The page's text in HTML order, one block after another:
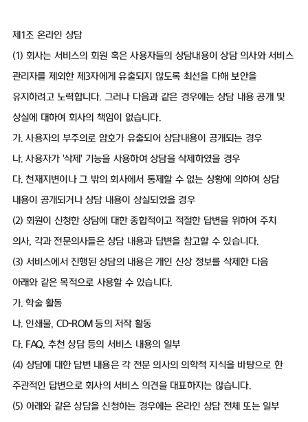
제1조 온라인 상담
(1) 회사는 서비스의 회원 혹은 사용자들의 상담내용이 상담 의사와 서비스
관리자를 제외한 제3자에게 유출되지 않도록 최선을 다해 보안을
유지하려고 노력합니다. 그러나 다음과 같은 경우에는 상담 내용 공개 및
상실에 대하여 회사의 책임이 없습니다.
가. 사용자의 부주의로 암호가 유출되어 상담내용이 공개되는 경우
나. 사용자가 '삭제' 기능을 사용하여 상담을 삭제하였을 경우
다. 천재지변이나 그 밖의 회사에서 통제할 수 없는 상황에 의하여 상담
내용이 공개되거나 상담 내용이 상실되었을 경우
(2) 회원이 신청한 상담에 대한 종합적이고 적절한 답변을 위하여 주치
의사, 각과 전문의사들은 상담 내용과 답변을 참고할 수 있습니다.
(3) 서비스에서 진행된 상담의 내용은 개인 신상 정보를 삭제한 다음
아래와 같은 목적으로 사용할 수 있습니다.
가. 학술 활동
나. 인쇄물, CD-ROM 등의 저작 활동
다. FAQ, 추천 상담 등의 서비스 내용의 일부
(4) 상담에 대한 답변 내용은 각 전문 의사의 의학적 지식을 바탕으로 한
주관적인 답변으로 회사의 서비스 의견을 대표하지는 않습니다.
(5) 아래와 같은 상담을 신청하는 경우에는 온라인 상담 전체 또는 일부